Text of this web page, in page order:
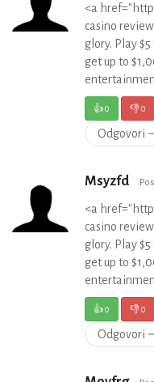
<a
casino
glory. Play
get up to
👍0 👎0
Odgovori
Msyzfd
<a
casino
glory. Play
get up to
👍0 👎0
Odgovori